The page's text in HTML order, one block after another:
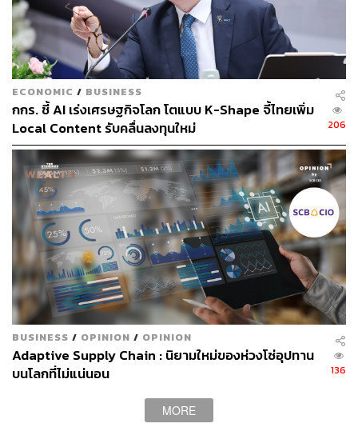
ด้านไบรอัน คาทันซาโร รองประธานฝ่าย Deep Learning
ของ Nvidia ระบุว่า AI ไม่ได้ช่วยให้บริษัทประหยัดต้นทุน
แรงงานอย่างที่เข้าใจกัน และอาจมีค่าใช้จ่ายสูงกว่าการจ้าง
พนักงานด้วยซ้ำ “สำหรับทีมของผม ต้นทุนด้านการประมวล
ผลสูงกว่าต้นทุนพนักงานมาก” เขากล่าว เช่นเดียวกับ
Microsoft ที่มีรายงานว่าเริ่มยกเลิกสิทธิ์การใช้งาน Claude
ของ Anthropic ให้กับวิศวกร เนื่องจากต้นทุนที่สูง
นักเศรษฐศาสตร์เห็นต่าง ขณะการเลย์ออฟยังพุ่ง
ขณะเดียวกัน นักเศรษฐศาสตร์และผู้เชี่ยวชาญต่างมีความ
เห็นที่แตกต่างกันอย่างมากว่า AI จะทำให้คนตกงานครั้งใหญ่
จริงหรือไม่ โดยปีเตอร์ ไวลด์ฟอร์ด หัวหน้าฝ่ายนโยบายของ
AI Policy Network มองว่าการคาดการณ์ผลกระทบทาง
เศรษฐกิจจาก AI นั้นเต็มไปด้วยความไม่แน่นอน
ประเด็นที่คาดเดายากที่สุดคือเรื่องการโยกย้ายแรงงาน กล่าว
คือ หาก AI เข้ามาแทนที่งานบางประเภทจนหมด คนงาน
เหล่านั้นจะตกงานถาวร หรือจะหาอาชีพใหม่ทำได้ นอกจาก
นี้เขายังตั้งข้อสังเกตว่าเหตุผลหนึ่งที่อัลต์แมนเปลี่ยนท่าทีอาจ
ECONOMIC / BUSINESS
กกร. ชี้ AI เร่งเศรษฐกิจโลก โตแบบ K-Shape จี้ไทยเพิ่ม
Local Content รับคลื่นลงทุนใหม่
206
BUSINESS / OPINION / OPINION
Adaptive Supply Chain : นิยามใหม่ของห่วงโซ่อุปทาน
บนโลกที่ไม่แน่นอน
136
MORE